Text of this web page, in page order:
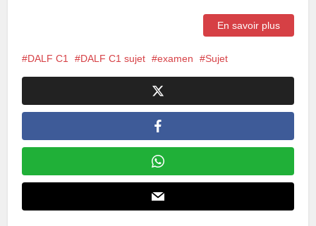
En savoir plus
DALF C1 DALF C1 sujet examen Sujet